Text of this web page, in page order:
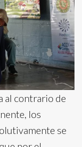
al contrario de
los
se